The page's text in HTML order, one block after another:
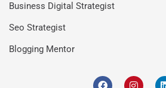
Business Digital Strategist
Seo Strategist
Blogging Mentor